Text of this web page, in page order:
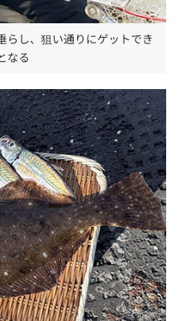
らし、狙い通りにゲットでき
なる